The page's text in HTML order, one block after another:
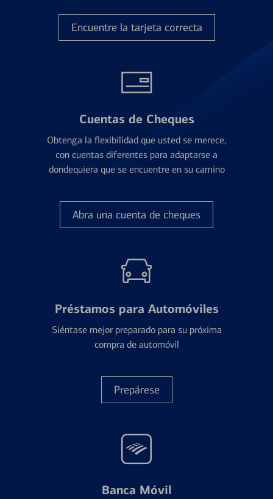
Encuentre la tarjeta correcta
Cuentas de Cheques
Obtenga la flexibilidad que usted se merece,
con cuentas diferentes para adaptarse a
dondequiera que se encuentre en su camino
Abra una cuenta de cheques
Préstamos para Automóviles
Siéntase mejor preparado para su próxima
compra de automóvil
Prepárese
Banca Móvil